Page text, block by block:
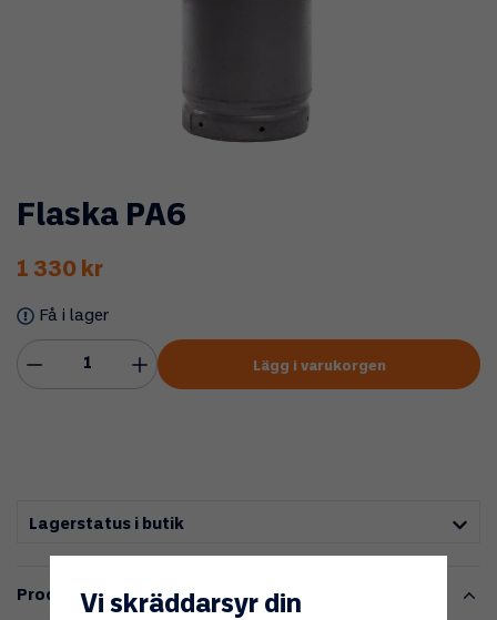
Flaska PA6
1 330 kr
Få i lager
Lägg i varukorgen
Lagerstatus i butik
Produktbeskrivning
Vi skräddarsyr din